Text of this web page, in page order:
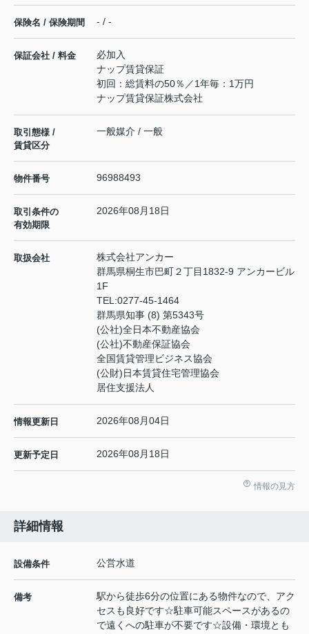
保険名 / 保険期間 - / -
保証会社 / 料金
必加入
ナップ賃貸保証
初回：総賃料の50％／1年毎：1万円
ナップ賃貸保証株式会社
取引態様 /
賃貸区分
一般媒介 / 一般
物件番号 96988493
取引条件の
有効期限
2026年08月18日
取扱会社
株式会社アンカー
群馬県桐生市巴町２丁目1832-9 アンカービル
1F
TEL:0277-45-1464
群馬県知事 (8) 第5343号
(公社)全日本不動産協会
(公社)不動産保証協会
全国賃貸管理ビジネス協会
(公財)日本賃貸住宅管理協会
居住支援法人
情報更新日 2026年08月04日
更新予定日 2026年08月18日
情報の見方
詳細情報
設備条件 公営水道
備考
駅から徒歩6分の位置にある物件なので、アク
セスも良好です☆駐車可能スペースがあるの
で遠くへの駐車が不要です☆設備・環境とも